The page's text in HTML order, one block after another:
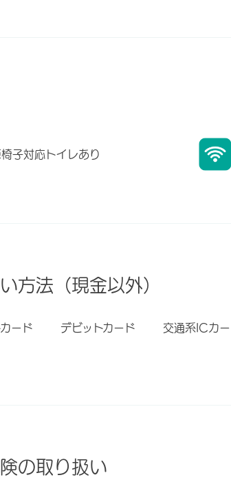
椅子対応トイレあり
方法（現金以外）
ード デビットカード 交通系ICカ
の取り扱い